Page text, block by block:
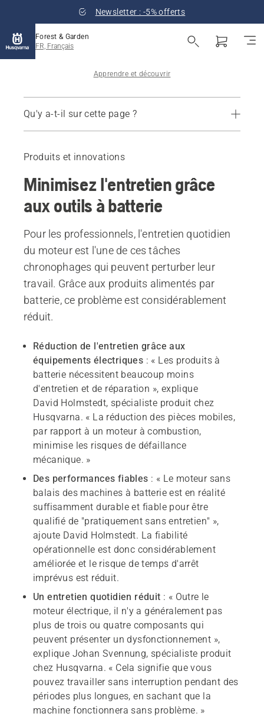
Newsletter : -5% offerts
Forest & Garden
FR, Français
Apprendre et découvrir
Qu'y a-t-il sur cette page ?
En savoir plus
Produits et innovations
Minimisez l'entretien grâce
aux outils à batterie
Pour les professionnels, l'entretien quotidien
du moteur est l'une de ces tâches
chronophages qui peuvent perturber leur
travail. Grâce aux produits alimentés par
batterie, ce problème est considérablement
réduit.
Réduction de l'entretien grâce aux
équipements électriques : « Les produits à
batterie nécessitent beaucoup moins
d'entretien et de réparation », explique
David Holmstedt, spécialiste produit chez
Husqvarna. « La réduction des pièces mobiles,
par rapport à un moteur à combustion,
minimise les risques de défaillance
mécanique. »
Des performances fiables : « Le moteur sans
balais des machines à batterie est en réalité
suffisamment durable et fiable pour être
qualifié de "pratiquement sans entretien" »,
ajoute David Holmstedt. La fiabilité
opérationnelle est donc considérablement
améliorée et le risque de temps d'arrêt
imprévus est réduit.
Un entretien quotidien réduit : « Outre le
moteur électrique, il n'y a généralement pas
plus de trois ou quatre composants qui
peuvent présenter un dysfonctionnement »,
explique Johan Svennung, spécialiste produit
chez Husqvarna. « Cela signifie que vous
pouvez travailler sans interruption pendant des
périodes plus longues, en sachant que la
machine fonctionnera sans problème. »